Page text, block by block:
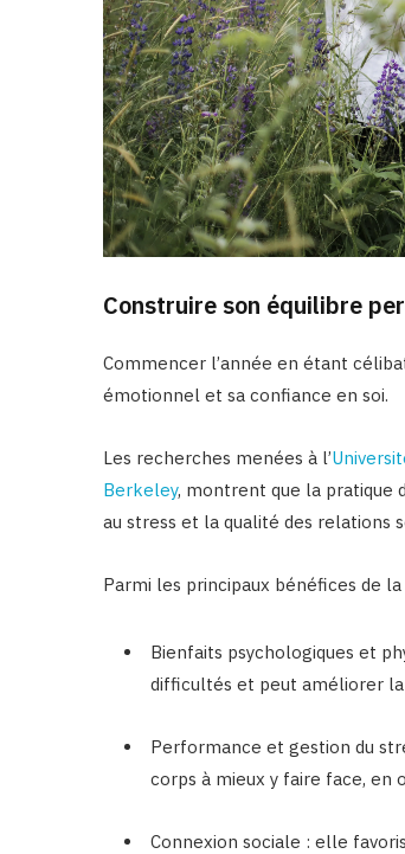
Construire son équilibre
Commencer l’année en étant
émotionnel et sa confiance en soi.
Les recherches menées à l’
Berkeley, montrent que la pratique
au stress et la qualité des relations
Parmi les principaux bénéfices de
Bienfaits psychologiques et
difficultés et peut améliorer la
Performance et gestion du
corps à mieux y faire face, en
Connexion sociale : elle